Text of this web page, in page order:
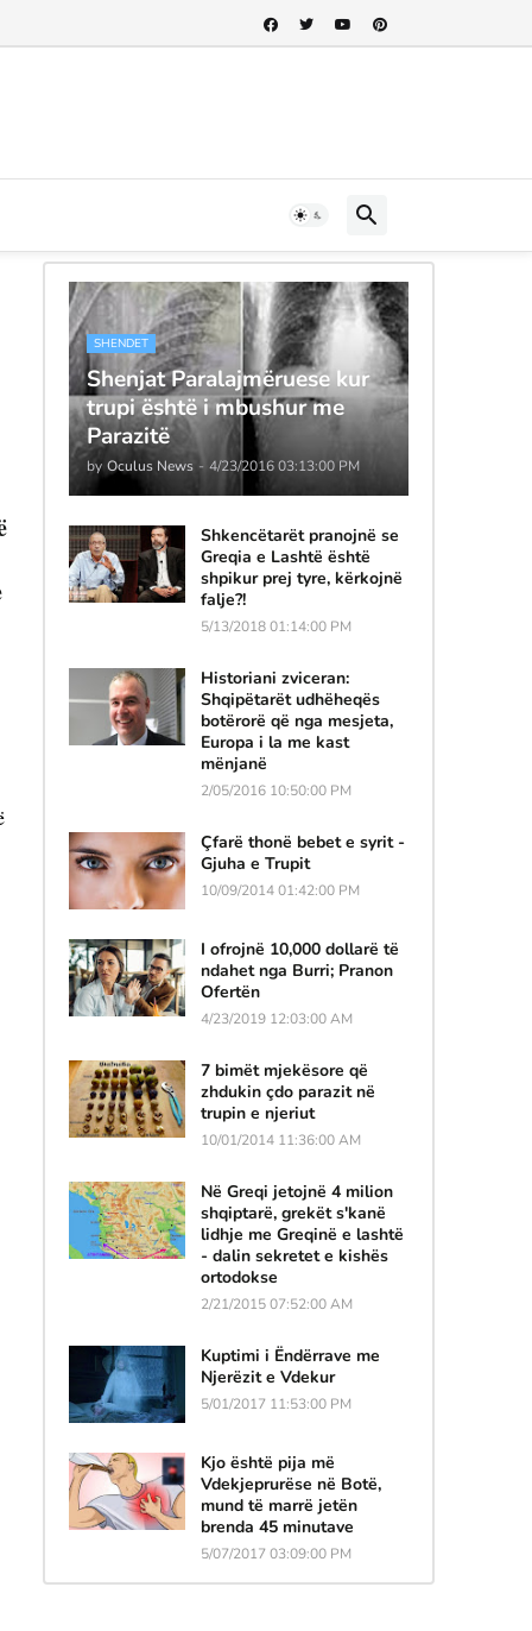
SHENDET
Shenjat Paralajmëruese kur
trupi është i mbushur me
Parazitë
by Oculus News - 4/23/2016 03:13:00 PM
Shkencëtarët pranojnë se
Greqia e Lashtë është
shpikur prej tyre, kërkojnë
falje?!
5/13/2018 01:14:00 PM
Historiani zviceran:
Shqipëtarët udhëheqës
botërorë që nga mesjeta,
Europa i la me kast
mënjanë
2/05/2016 10:50:00 PM
Çfarë thonë bebet e syrit -
Gjuha e Trupit
10/09/2014 01:42:00 PM
I ofrojnë 10,000 dollarë të
ndahet nga Burri; Pranon
Ofertën
4/23/2019 12:03:00 AM
7 bimët mjekësore që
zhdukin çdo parazit në
trupin e njeriut
10/01/2014 11:36:00 AM
Në Greqi jetojnë 4 milion
shqiptarë, grekët s'kanë
lidhje me Greqinë e lashtë
- dalin sekretet e kishës
ortodokse
2/21/2015 07:52:00 AM
Kuptimi i Ëndërrave me
Njerëzit e Vdekur
5/01/2017 11:53:00 PM
Kjo është pija më
Vdekjeprurëse në Botë,
mund të marrë jetën
brenda 45 minutave
5/07/2017 03:09:00 PM